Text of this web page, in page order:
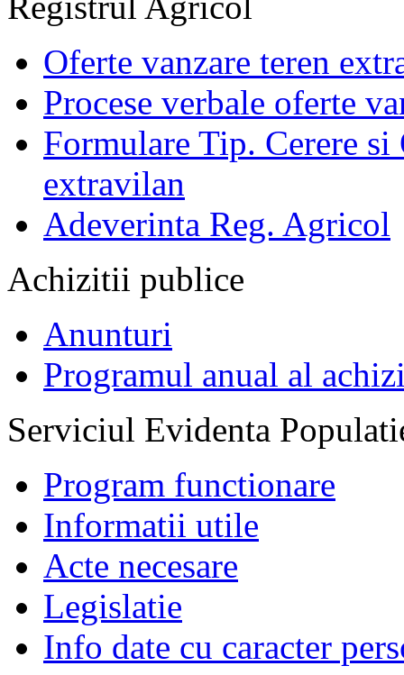
Oferte vanzare teren
Procese verbale oferte
Formulare Tip. Cerere si
extravilan
Adeverinta Reg. Agricol
Achizitii publice
Anunturi
Programul anual al
Serviciul Evidenta
Program functionare
Informatii utile
Acte necesare
Legislatie
Info date cu caracter